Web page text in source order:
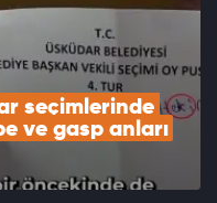
seçimlerinde
ve gasp anları